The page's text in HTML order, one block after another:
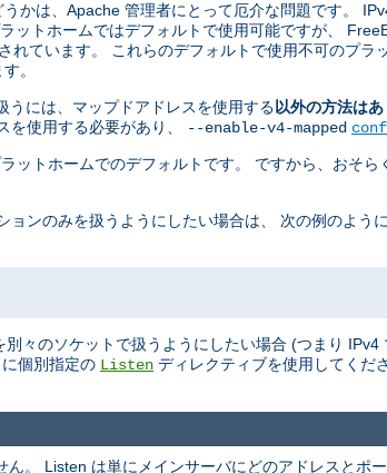
かは、Apache 管理者にとって厄介な問題です。
トホームではデフォルトで使用可能ですが、
ています。 これらのデフォルトで使用不可のプラ
。
には、マップドアドレスを使用する 以外の方法は
を使用する必要があり、
--enable-v4-mapped
ットホームでのデフォルトです。 ですから、おそ
ンのみを扱うようにしたい場合は、 次の例のよう
々のソケットで扱うようにしたい場合 (つまり
個別指定の Listen ディレクティブを使用してくだ
。 Listen は単にメインサーバにどのアドレスとポ